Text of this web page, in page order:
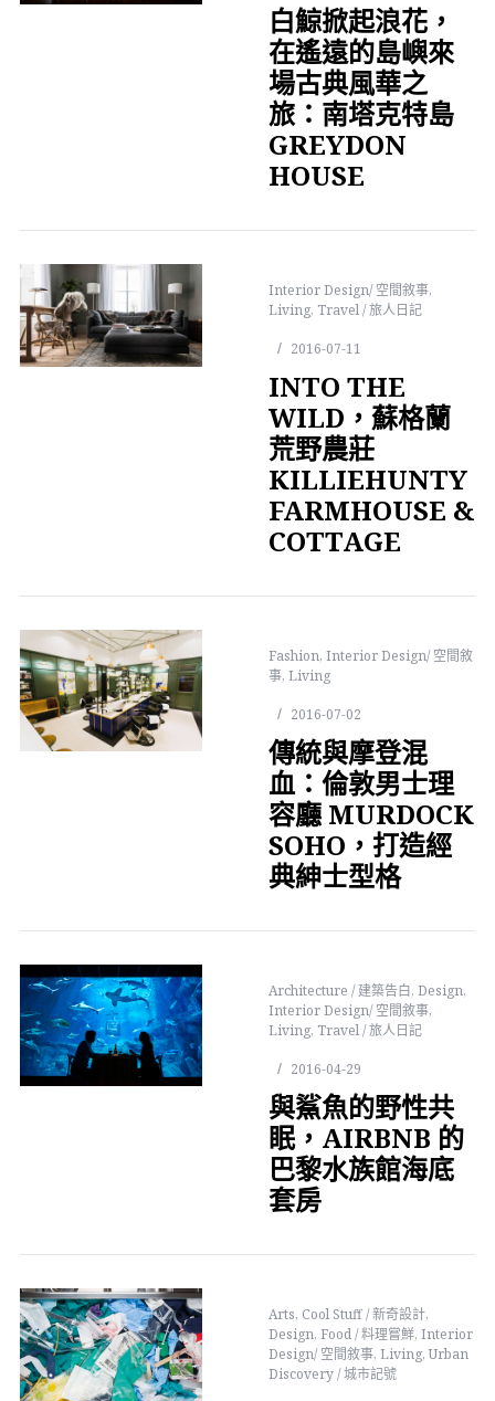
白鯨掀起浪花，
在遙遠的島嶼來
場古典風華之
旅：南塔克特島
GREYDON
HOUSE
Interior Design/ 空間敘事,
Living, Travel / 旅人日記
2016-07-11
INTO THE
WILD，蘇格蘭
荒野農莊
KILLIEHUNTY
FARMHOUSE &
COTTAGE
Fashion, Interior Design/ 空間敘
事, Living
2016-07-02
傳統與摩登混
血：倫敦男士理
容廳 MURDOCK
SOHO，打造經
典紳士型格
Architecture / 建築告白, Design,
Interior Design/ 空間敘事,
Living, Travel / 旅人日記
2016-04-29
與鯊魚的野性共
眠，AIRBNB 的
巴黎水族館海底
套房
Arts, Cool Stuff / 新奇設計,
Design, Food / 料理嘗鮮, Interior
Design/ 空間敘事, Living,Urban
Discovery / 城市記號